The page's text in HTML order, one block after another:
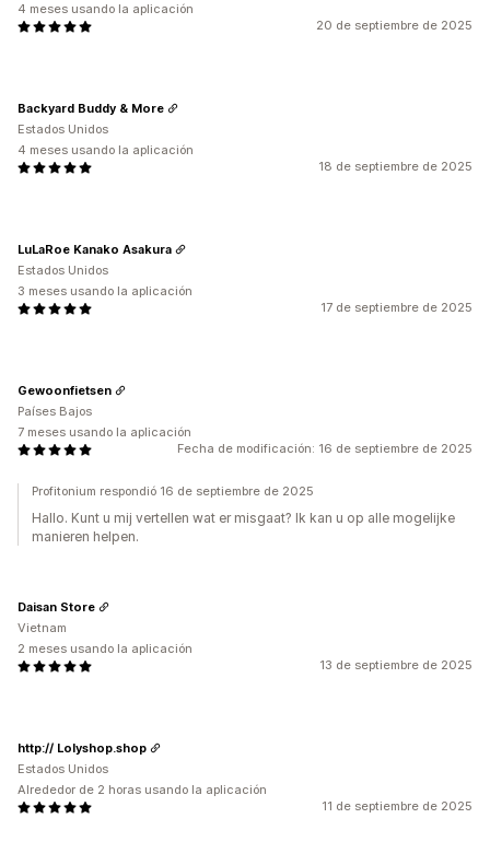
20 de septiembre de 2025
4 meses usando la aplicación
18 de septiembre de 2025
Backyard Buddy & More
Estados Unidos
4 meses usando la aplicación
17 de septiembre de 2025
LuLaRoe Kanako Asakura
Estados Unidos
3 meses usando la aplicación
Fecha de modificación: 16 de septiembre de 2025
Gewoonfietsen
Países Bajos
7 meses usando la aplicación
Profitonium respondió 16 de septiembre de 2025
Hallo. Kunt u mij vertellen wat er misgaat? Ik kan u op alle mogelijke
manieren helpen.
13 de septiembre de 2025
Daisan Store
Vietnam
2 meses usando la aplicación
11 de septiembre de 2025
http:// Lolyshop.shop
Estados Unidos
Alrededor de 2 horas usando la aplicación